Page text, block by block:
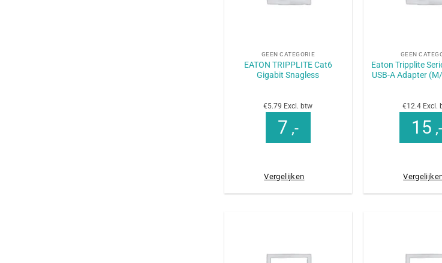
GEEN CATEGORIE
EATON TRIPPLITE Cat6
Gigabit Snagless
€5.79 Excl. btw
7 ,-
Vergelijken
GEEN
Eaton Tripplite
USB-A Adapter
€12.4 Excl.
15 ,-